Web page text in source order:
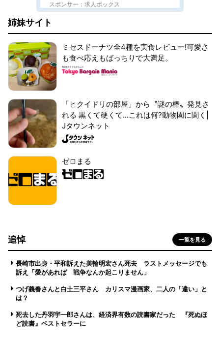
スポンサー：求人ボックス
姉妹サイト
ミセスドーナツ全4種を実食レビュー!可愛さ
も食べ応えもばっちりで大満足。
「ヒクイドリの部屋」から〝謎の棒〟発見さ
れる 黒くて硬くて...これは何?動物園に聞く|
Jタウンネット
ゼロまる
追悼 一覧を見る
長崎市出身・平和訴えた美輪明宏さん死去 ラストメッセージでも
訴え「愛があれば 戦争なんか起こりません」
つげ義春さんと白土三平さん カリスマ漫画家、二人の「違い」と
は？
死去した丹羽宇一郎さんは、経済界有数の読書家だった 『死ぬほ
ど読書』ベストセラーに